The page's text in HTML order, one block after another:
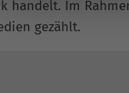
handelt. Im
gezählt.